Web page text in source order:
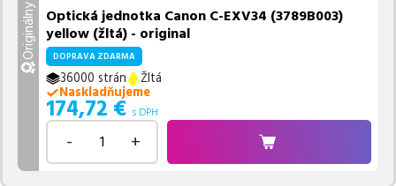
Originálny Optická jednotka Canon C-EXV34 (3789B003)
yellow (žltá) - original
DOPRAVA ZDARMA
36000 strán
Žltá
Naskladňujeme
174,72 € s DPH
- +